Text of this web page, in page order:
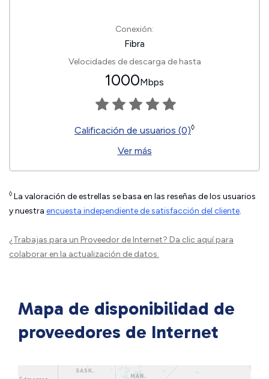
Conexión:
Fibra
Velocidades de descarga de hasta
1000Mbps
Calificación de usuarios (0)◊
Ver más
◊ La valoración de estrellas se basa en las reseñas de los usuarios
y nuestra encuesta independiente de satisfacción del cliente.
¿Trabajas para un Proveedor de Internet? Da clic aquípara
colaborar en la actualización de datos.
Mapa de disponibilidad de
proveedores de Internet